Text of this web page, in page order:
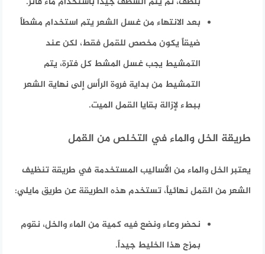
بعد الانتهاء من غسل الشعر يتم استخدام مشطاً
ضيقاً يكون مخصص للقمل فقط، لكن عند
التمشيط يجب غسل المشط كل فترة، يتم
التمشيط من بداية فروة الرأس إلى نهاية الشعر
ببطء لإزالة بقايا القمل الميت.
طريقة الخل والماء في التخلص من القمل
يعتبر الخل والماء من الأساليب المستخدمة في طريقة تنظيف
الشعر من القمل نهائياً، تستخدم هذه الطريقة عن طريق مايلي:
نحضر وعاء ونضع فيه كمية من الماء والخل، نقوم
بمزج هذا الخليط جيداً.